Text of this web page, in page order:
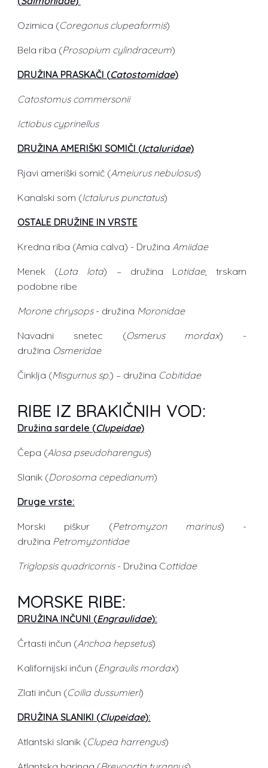
Ozimica (Coregonus clupeaformis)
Bela riba (Prosopium cylindraceum)
DRUŽINA PRASKAČI (Catostomidae)
Catostomus commersonii
Ictiobus cyprinellus
DRUŽINA AMERIŠKI SOMIČI (Ictaluridae)
Rjavi ameriški somič (Ameiurus nebulosus)
Kanalski som (Ictalurus punctatus)
OSTALE DRUŽINE IN VRSTE
Kredna riba (Amia calva) - Družina Amiidae
Menek (Lota lota) – družina L otidae, trskam
podobne ribe
Morone chrysops- družina Moronidae
Navadni snetec (Osmerus mordax) -
družina Osmeridae
Činklja (Misgurnus sp.) – družina Cobitidae
RIBE IZ BRAKIČNIH VOD:
Družina sardele (Clupeidae)
Čepa (Alosa pseudoharengus)
Slanik (Dorosoma cepedianum)
Druge vrste:
Morski piškur (Petromyzon marinus) -
družina Petromyzontidae
Triglopsis quadricornis- Družina Cottidae
MORSKE RIBE:
DRUŽINA INČUNI (Engraulidae):
Črtasti inčun (Anchoa hepsetus)
Kalifornijski inčun (Engraulis mordax)
Zlati inčun (Coilia dussumieri)
DRUŽINA SLANIKI (Clupeidae):
Atlantski slanik (Clupea harrengus)